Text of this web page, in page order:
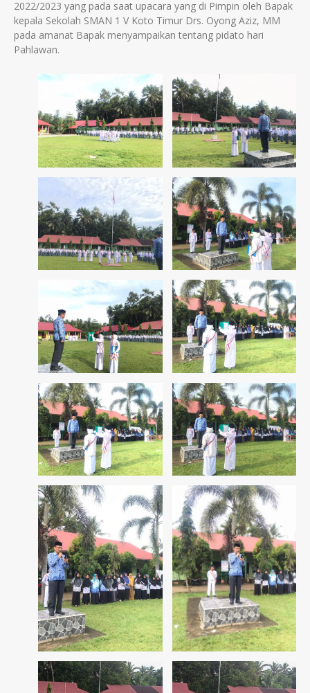
2022/2023 yang pada saat upacara yang di Pimpin oleh Bapak
kepala Sekolah SMAN 1 V Koto Timur Drs. Oyong Aziz, MM
pada amanat Bapak menyampaikan tentang pidato hari
Pahlawan.